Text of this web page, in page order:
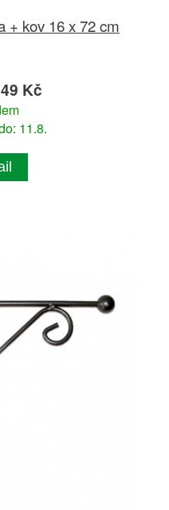
+ kov 16 x 72 cm
Kč
11.8.